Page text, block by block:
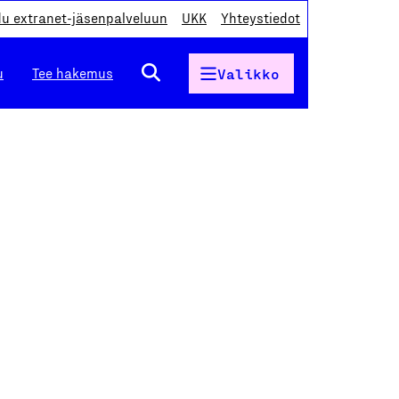
extranet-jäsenpalveluun UKK Yhteystiedot
Tee hakemus Valikko